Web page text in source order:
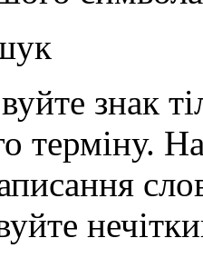
знак
терміну.